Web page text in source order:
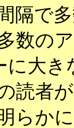
隔で
数の
に大き
読者
らか